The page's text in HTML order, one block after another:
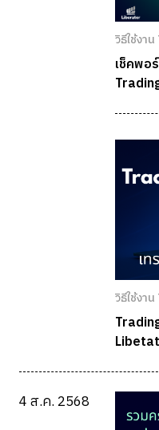
วิธีใช้งา
เช็คพอ
วิธีใช้งา
4 ส.ค. 2568